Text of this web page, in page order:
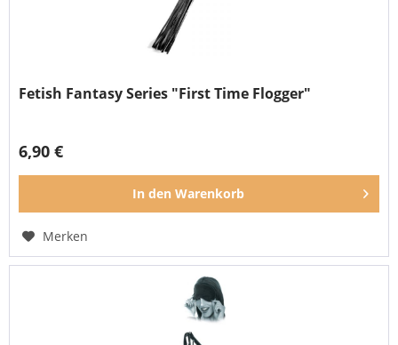
Fetish Fantasy Series "First Time Flogger"
6,90 €
In den Warenkorb
Merken